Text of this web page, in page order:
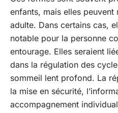
enfants, mais elles peuvent
adulte. Dans certains cas,
notable pour la personne
entourage. Elles seraient
dans la régulation des
sommeil lent profond. La
la mise en sécurité,
accompagnement